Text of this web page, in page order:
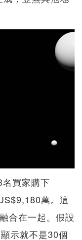
買家購下
萬。這
合在一起。假設
示就不是30個